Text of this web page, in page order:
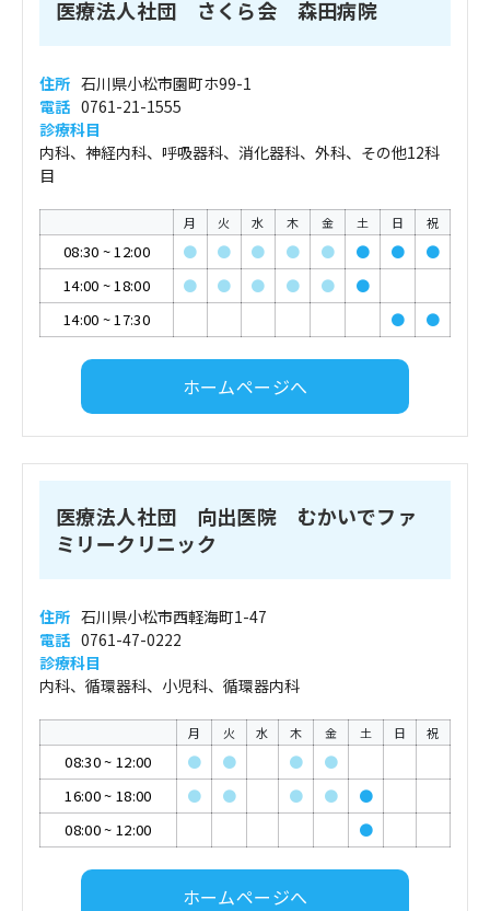
医療法人社団 さくら会 森田病院
住所 石川県小松市園町ホ99-1
電話 0761-21-1555
診療科目
内科、神経内科、呼吸器科、消化器科、外科、その他12科
目
月 火 水 木 金 土 日 祝
08:30 ~12:00 ● ● ● ● ● ● ●
●
14:00 ~18:00 ● ● ● ● ●
●
14:00 ~17:30 ● ●
ホームページへ
医療法人社団 向出医院 むかいでファ
ミリークリニック
住所 石川県小松市西軽海町1-47
電話 0761-47-0222
診療科目
内科、循環器科、小児科、循環器内科
月 火 水 木 金 土 日 祝
08:30~ 12:00 ● ● ●
●
16:00~ 18:00 ● ● ● ●
●
08:00~ 12:00 ●
ホームページへ